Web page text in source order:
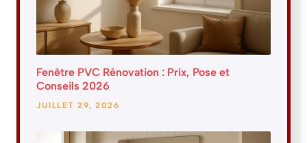
Fenêtre PVC Rénovation : Prix, Pose et
Conseils 2026
JUILLET 29, 2026